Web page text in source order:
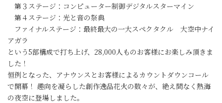
第３ステージ：コンピューター制御デジタルスターマイン
第４ステージ：光と音の祭典
ファイナルステージ：最終最大の一大スペクタクル 大空中ナイ
アガラ
という5部構成で打ち上げ、28,000人ものお客様にお楽しみ頂きま
した！
恒例となった、アナウンスとお客様によるカウントダウンコール
で開幕！ 趣向を凝らした創作逸品花火の数々が、絶え間なく熱海
の夜空に登場しました。